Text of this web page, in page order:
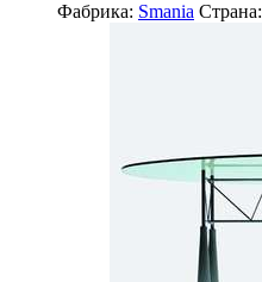
Фабрика: Smania Страна: